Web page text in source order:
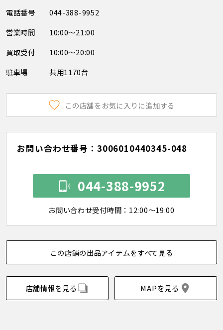
電話番号
044-388-9952
営業時間
10:00～21:00
買取受付
10:00～20:00
駐車場
共用1170台
この店舗をお気に入りに追加する
お問い合わせ番号：3006010440345-048
044-388-9952
お問い合わせ受付時間：12:00～19:00
この店舗の出品アイテムをすべて見る
店舗情報を見る MAPを見る